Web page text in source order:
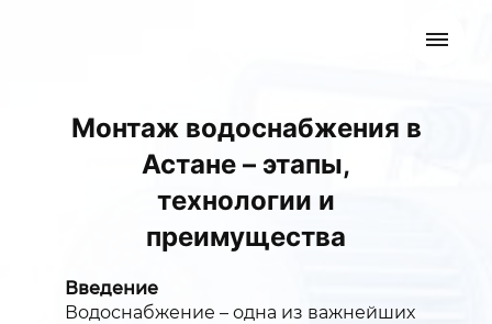
Монтаж водоснабжения в
Астане – этапы,
технологии и
преимущества
Введение
Водоснабжение – одна из важнейших